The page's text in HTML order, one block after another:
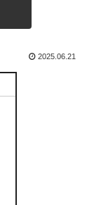
2025.06.21